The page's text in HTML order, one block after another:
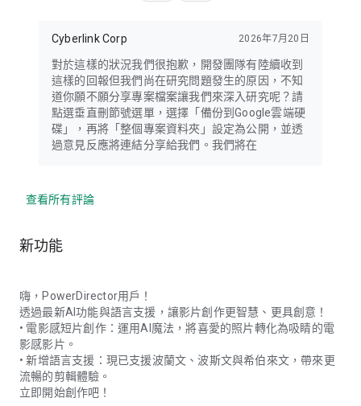
Cyberlink Corp 2026年7月20日
對於這樣的狀況我們很抱歉，開發團隊有陸續收到
這樣的回報但我們尚在研究問題發生的原因，不知
道你願不願分享專案檔案讓我們來深入研究呢？請
點選垂直刪節號選單，選擇「備份到Google雲端硬
碟」，再將「整個專案資料夾」設定為公開，並透
過意見反應將連結分享給我們。我們將在
查看所有評論
新功能
嗨，PowerDirector用戶！
透過最新AI功能與語言支援，讓影片創作更智慧、更具創意！
• 電影感短片創作：運用AI魔法，將喜愛的照片轉化為吸睛的電
影感影片。
• 新增語言支援：現已支援波蘭文、波斯文與希伯來文，帶來更
流暢的剪輯體驗。
立即開始創作吧！